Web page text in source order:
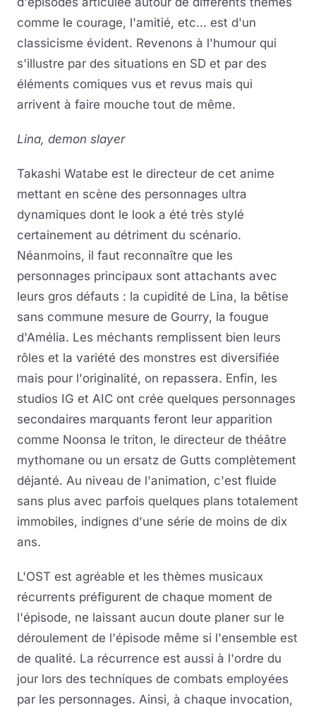
comme le courage, l'amitié, etc... est d'un
classicisme évident. Revenons à l'humour qui
s'illustre par des situations en SD et par des
éléments comiques vus et revus mais qui
arrivent à faire mouche tout de même.
Lina, demon slayer
Takashi Watabe est le directeur de cet anime
mettant en scène des personnages ultra
dynamiques dont le look a été très stylé
certainement au détriment du scénario.
Néanmoins, il faut reconnaître que les
personnages principaux sont attachants avec
leurs gros défauts : la cupidité de Lina, la bêtise
sans commune mesure de Gourry, la fougue
d'Amélia. Les méchants remplissent bien leurs
rôles et la variété des monstres est diversifiée
mais pour l'originalité, on repassera. Enfin, les
studios IG et AIC ont crée quelques personnages
secondaires marquants feront leur apparition
comme Noonsa le triton, le directeur de théâtre
mythomane ou un ersatz de Gutts complètement
déjanté. Au niveau de l'animation, c'est fluide
sans plus avec parfois quelques plans totalement
immobiles, indignes d'une série de moins de dix
ans.
L'OST est agréable et les thèmes musicaux
récurrents préfigurent de chaque moment de
l'épisode, ne laissant aucun doute planer sur le
déroulement de l'épisode même si l'ensemble est
de qualité. La récurrence est aussi à l'ordre du
jour lors des techniques de combats employées
par les personnages. Ainsi, à chaque invocation,